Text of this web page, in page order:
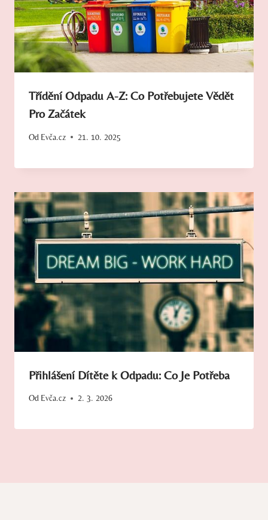
Třídění Odpadu A-Z: Co Potřebujete Vědět
Pro Začátek
Od Evča.cz 21. 10. 2025
Přihlášení Dítěte k Odpadu: Co Je Potřeba
Od Evča.cz 2. 3. 2026